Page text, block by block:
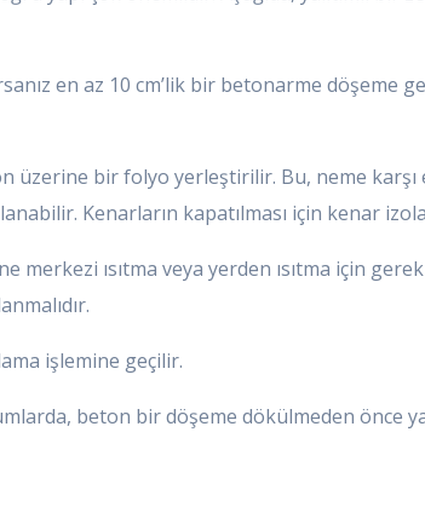
en az 10 cm’lik bir betonarme döşeme
üzerine bir folyo yerleştirilir. Bu, neme
Kenarların kapatılması için kenar
merkezi ısıtma veya yerden ısıtma için
işlemine geçilir.
beton bir döşeme dökülmeden önce